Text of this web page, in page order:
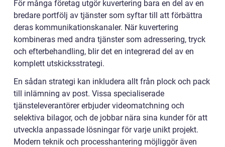
För många företag utgör kuvertering bara en del av en
bredare portfölj av tjänster som syftar till att förbättra
deras kommunikationskanaler. När kuvertering
kombineras med andra tjänster som adressering, tryck
och efterbehandling, blir det en integrerad del av en
komplett utskicksstrategi.
En sådan strategi kan inkludera allt från plock och pack
till inlämning av post. Vissa specialiserade
tjänsteleverantörer erbjuder videomatchning och
selektiva bilagor, och de jobbar nära sina kunder för att
utveckla anpassade lösningar för varje unikt projekt.
Modern teknik och processhantering möjliggör även